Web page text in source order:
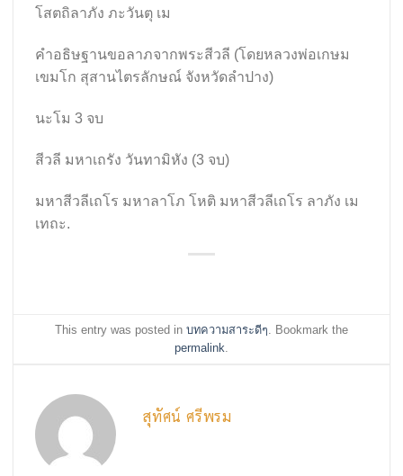
โสตถิลาภัง ภะวันตุ เม
คำอธิษฐานขอลาภจากพระสีวลี (โดยหลวงพ่อเกษม
เขมโก สุสานไตรลักษณ์ จังหวัดลำปาง)
นะโม 3 จบ
สีวลี มหาเถรัง วันทามิหัง (3 จบ)
มหาสีวลีเถโร มหาลาโภ โหติ มหาสีวลีเถโร ลาภัง เม
เทถะ.
This entry was posted in บทความสาระดีๆ . Bookmark the
permalink
สุทัศน์ ศรีพรม